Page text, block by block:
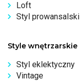
Loft
Styl prowansalski
Style wnętrzarskie
Styl eklektyczny
Vintage